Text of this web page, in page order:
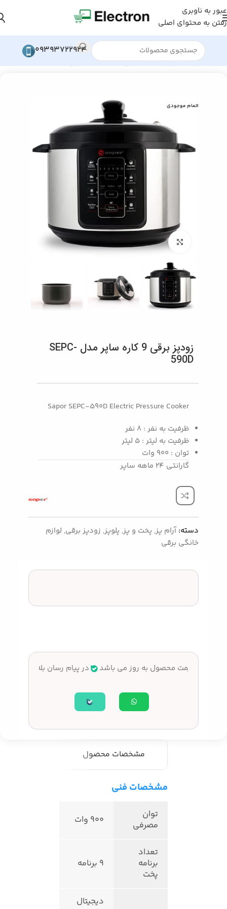
عبور به ناوبری
رفتن به محتوای اصلی
09393722924
پخت و پز»زودپز برقی»زودپز برقی 9 کاره ساپر مدل SEPC-590D
اتمام موجودی
بزرگنمایی تصویر
زودپز برقی 9 کاره ساپر مدل SEPC-
590D
Sapor SEPC-590D Electric Pressure Cooker
ظرفیت به نفر : 8 نفر
ظرفیت به لیتر : 5 لیتر
توان : 900 وات
گارانتی 24 ماهه ساپر
دسته: آرام پز, پخت و پز, پلوپز, زودپز برقی, لوازم
خانگی برقی
در پیام رسان بله پاسخگوی قیمت محصول به روز می باشد
مشخصات محصول
مشخصات فنی
توان
مصرفی
900 وات
تعداد
برنامه
پخت
9 برنامه
دیجیتال